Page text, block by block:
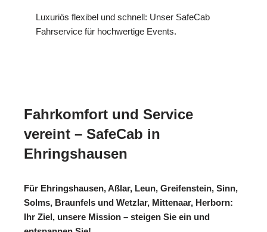
Luxuriös flexibel und schnell: Unser SafeCab
Fahrservice für hochwertige Events.
Fahrkomfort und Service
vereint – SafeCab in
Ehringshausen
Für Ehringshausen, Aßlar, Leun, Greifenstein, Sinn,
Solms, Braunfels und Wetzlar, Mittenaar, Herborn:
Ihr Ziel, unsere Mission – steigen Sie ein und